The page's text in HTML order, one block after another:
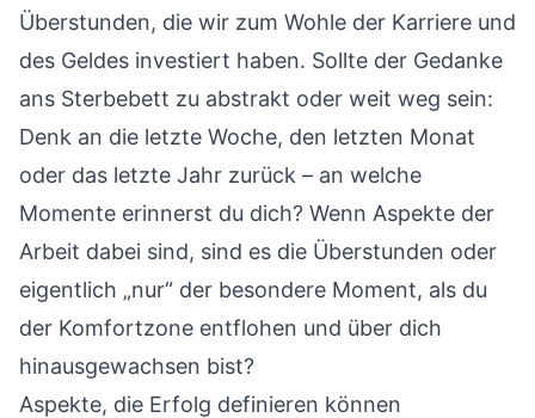
Überstunden, die wir zum Wohle der Karriere und
des Geldes investiert haben. Sollte der Gedanke
ans Sterbebett zu abstrakt oder weit weg sein:
Denk an die letzte Woche, den letzten Monat
oder das letzte Jahr zurück – an welche
Momente erinnerst du dich? Wenn Aspekte der
Arbeit dabei sind, sind es die Überstunden oder
eigentlich „nur“ der besondere Moment, als du
der Komfortzone entflohen und über dich
hinausgewachsen bist?
Aspekte, die Erfolg definieren können